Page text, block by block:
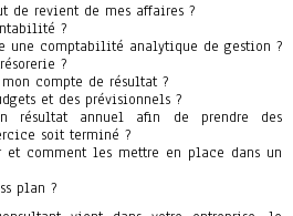
de revient de mes affaires ?
?
une comptabilité analytique de gestion ?
?
compte de résultat ?
et des prévisionnels ?
résultat annuel afin de prendre des
soit terminé ?
et comment les mettre en place dans un
plan ?